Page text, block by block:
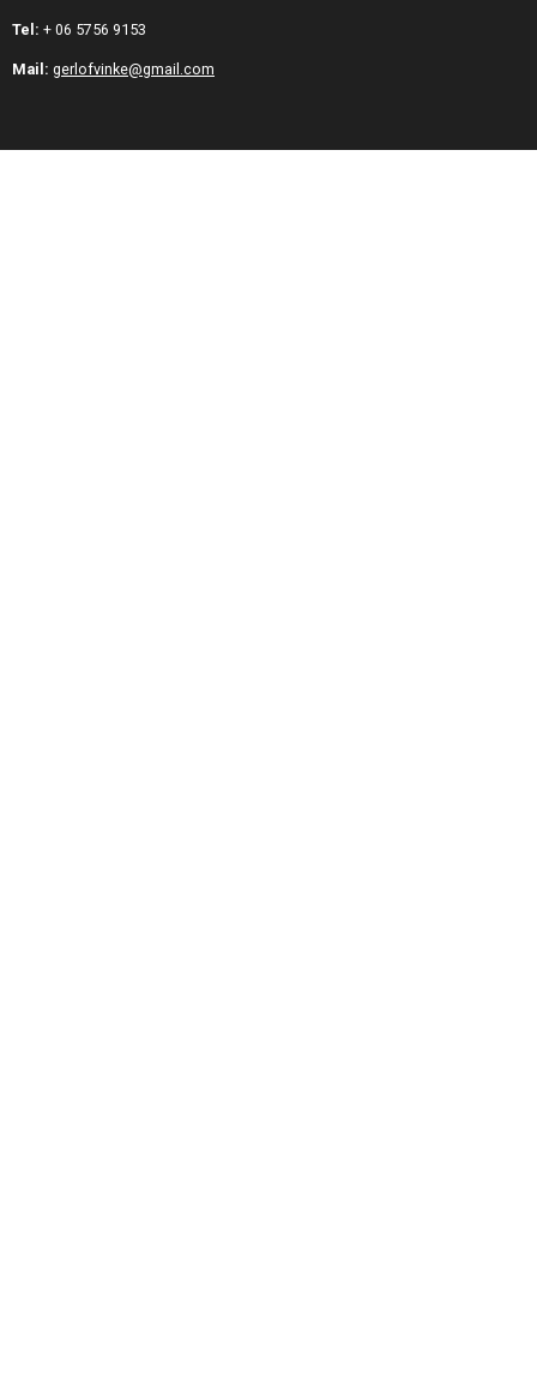
Tel: + 06 5756 9153
Mail: gerlofvinke@gmail.com